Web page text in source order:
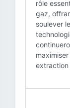
rôle
gaz,
soulever
extraction